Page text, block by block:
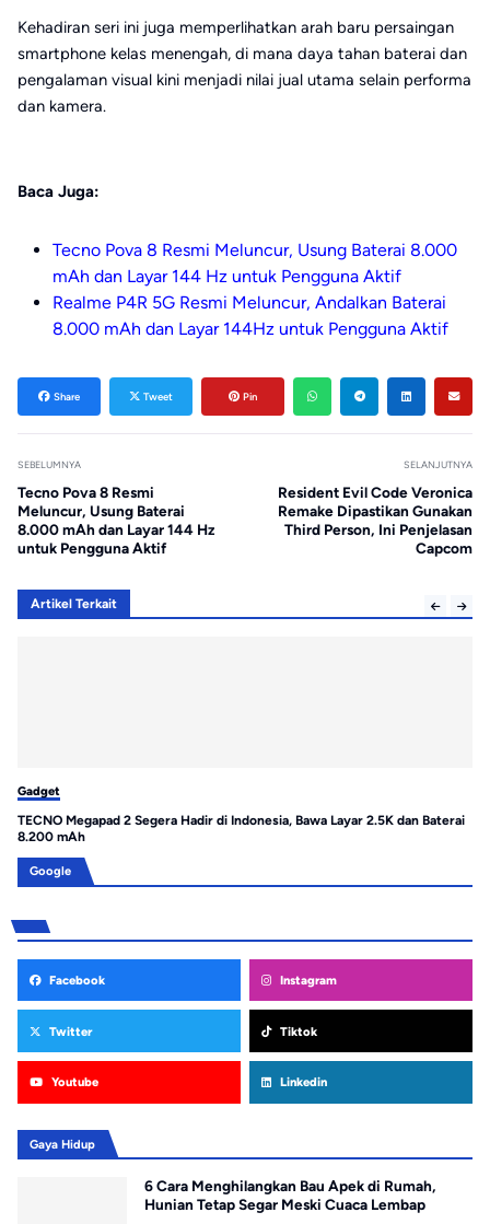
Kehadiran seri ini juga memperlihatkan arah baru persaingan
smartphone kelas menengah, di mana daya tahan baterai dan
pengalaman visual kini menjadi nilai jual utama selain performa
dan kamera.
Baca Juga:
Tecno Pova 8 Resmi Meluncur, Usung Baterai 8.000
mAh dan Layar 144 Hz untuk Pengguna Aktif
Realme P4R 5G Resmi Meluncur, Andalkan Baterai
8.000 mAh dan Layar 144Hz untuk Pengguna Aktif
Share Tweet Pin
SEBELUMNYA
Tecno Pova 8 Resmi
Meluncur, Usung Baterai
8.000 mAh dan Layar 144 Hz
untuk Pengguna Aktif
SELANJUTNYA
Resident Evil Code Veronica
Remake Dipastikan Gunakan
Third Person, Ini Penjelasan
Capcom
Artikel Terkait
Gadget
TECNO Megapad 2 Segera Hadir di Indonesia, Bawa Layar 2.5K dan Baterai
8.200 mAh
Google
Facebook Instagram
Twitter Tiktok
Youtube Linkedin
Gaya Hidup
6 Cara Menghilangkan Bau Apek di Rumah,
Hunian Tetap Segar Meski Cuaca Lembap